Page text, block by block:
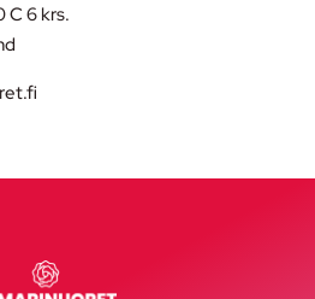
C 6 krs.